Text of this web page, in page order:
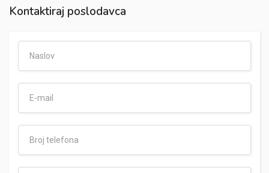
Kontaktiraj poslodavca